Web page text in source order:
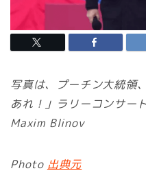
写真は、プーチン大統領
あれ！」ラリーコンサ
Maxim Blinov
Photo 出典元